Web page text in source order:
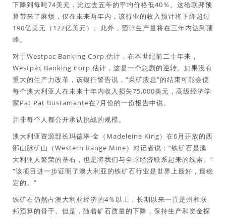
下降到每吨74美元，比过去五年的平均价格低40％。这给联邦预
算带来了麻烦，仅在未来两年内，该行业的收入预计将下降超过
190亿美元（122亿美元）。此外，预计生产量将在三年内达到顶
峰。
对于Westpac Banking Corp.估计，在本世纪前二十年来，
Westpac Banking Corp.估计，这是一个急剧的逆转。如果没有
重大的生产力改革，该银行警告说，“采矿股息”的结束可能会使
每个澳大利亚人在未来十年内收入损失75,000美元，高级经济学
家Pat Pat Bustamante在7月份的一份报告中说。
并非每个人都公开承认挑战的规模。
澳大利亚资源部长玛德琳·金（Madeleine King）在6月开放的西
部山脉矿山（Western Range Mine）对记者说：“铁矿石是澳
大利亚人繁荣的基石，也是将我们与全球经济联系起来的线索。”
“该项目进一步证明了澳大利亚的铁矿石行业是世界上最好，最稳
定的。”
铁矿石仍然占澳大利亚经济的4％以上，长期以来一直是州和联
邦预算的骨干。但是，随着矿石质量的下降，保持生产和资金探